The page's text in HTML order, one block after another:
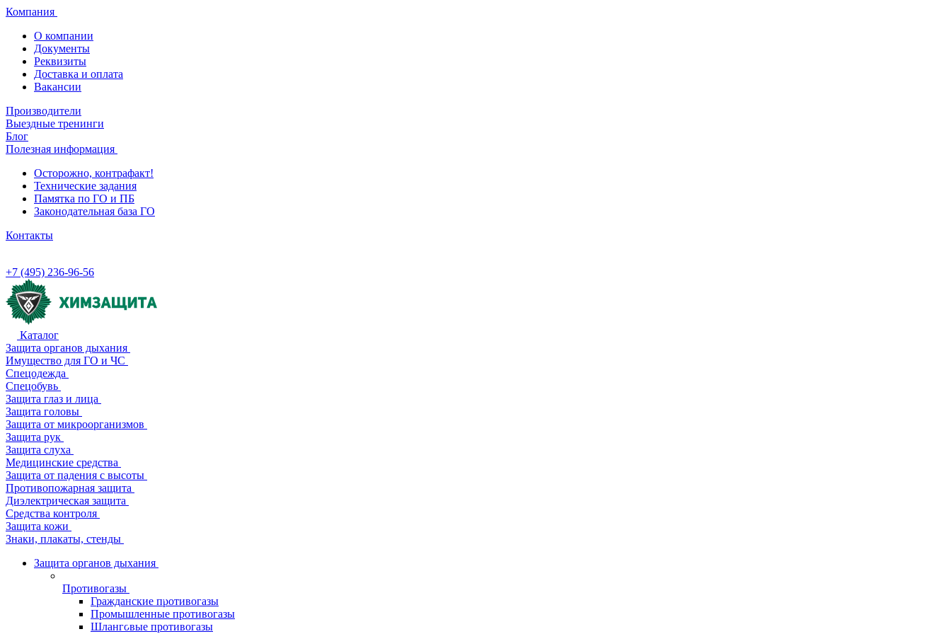
Компания
О компании
Документы
Реквизиты
Доставка и оплата
Вакансии
Производители
Выездные тренинги
Блог
Полезная информация
Осторожно, контрафакт!
Технические задания
Памятка по ГО и ПБ
Законодательная база ГО
Контакты
+7 (495) 236-96-56
Каталог
Защита органов дыхания
Имущество для ГО и ЧС
Спецодежда
Спецобувь
Защита глаз и лица
Защита головы
Защита от микроорганизмов
Защита рук
Защита слуха
Медицинские средства
Защита от падения с высоты
Противопожарная защита
Диэлектрическая защита
Средства контроля
Защита кожи
Знаки, плакаты, стенды
Защита органов дыхания
Противогазы
Гражданские противогазы
Промышленные противогазы
Шланговые противогазы